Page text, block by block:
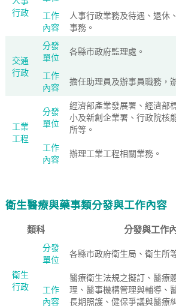
行政
工作
內容
人事行政業務及待遇、退休
事務。
交通
行政
分發
單位
各縣市政府監理處。
工作
內容
擔任助理員及辦事員職務，
工業
工程
分發
單位
經濟部產業發展署、經濟部
小及新創企業署、行政院核
所等。
工作
內容
辦理工業工程相關業務。
衛生醫療與藥事類分發與工作內容
類科 分發與工作
衛生
行政
分發
單位
各縣市政府衛生局、衛生所
工作
內容
醫療衛生法規之擬訂、醫療
理、醫事機構管理與輔導、
長期照護、健保爭議與醫療